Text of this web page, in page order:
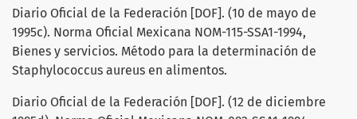
Diario Oficial de la Federación [DOF]. (10 de mayo de
1995c). Norma Oficial Mexicana NOM-115-SSA1-1994,
Bienes y servicios. Método para la determinación de
Staphylococcus aureus en alimentos.
Diario Oficial de la Federación [DOF]. (12 de diciembre